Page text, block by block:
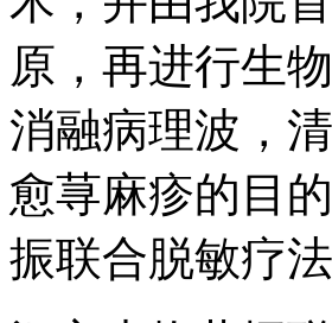
原，再进行生
消融病理波，
愈荨麻疹的目
振联合脱敏疗法